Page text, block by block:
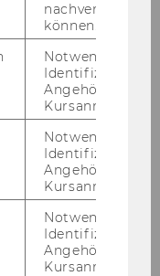
nachverfolgen
können.
Notwendig zur
Identifizierung
Angehörige/r für
Kursanmeldung.
Notwendig zur
Identifizierung
Angehörige/r für
Kursanmeldung.
Notwendig zur
Identifizierung
Angehörige/r für
Kursanmeldung.